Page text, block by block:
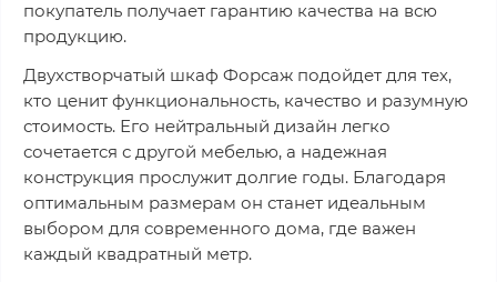
покупатель получает гарантию качества на всю
продукцию.
Двухстворчатый шкаф Форсаж подойдет для тех,
кто ценит функциональность, качество и разумную
стоимость. Его нейтральный дизайн легко
сочетается с другой мебелью, а надежная
конструкция прослужит долгие годы. Благодаря
оптимальным размерам он станет идеальным
выбором для современного дома, где важен
каждый квадратный метр.